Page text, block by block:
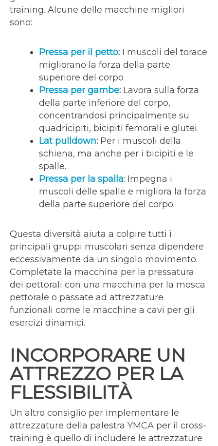
training. Alcune delle macchine migliori
sono:
Pressa per il petto: I muscoli del torace
migliorano la forza della parte
superiore del corpo
Pressa per gambe: Lavora sulla forza
della parte inferiore del corpo,
concentrandosi principalmente su
quadricipiti, bicipiti femorali e glutei.
Lat pulldown: Per i muscoli della
schiena, ma anche per i bicipiti e le
spalle.
Pressa per la spalla: Impegna i
muscoli delle spalle e migliora la forza
della parte superiore del corpo.
Questa diversità aiuta a colpire tutti i
principali gruppi muscolari senza dipendere
eccessivamente da un singolo movimento.
Completate la macchina per la pressatura
dei pettorali con una macchina per la mosca
pettorale o passate ad attrezzature
funzionali come le macchine a cavi per gli
esercizi dinamici.
INCORPORARE UN
ATTREZZO PER LA
FLESSIBILITÀ
Un altro consiglio per implementare le
attrezzature della palestra YMCA per il cross-
training è quello di includere le attrezzature